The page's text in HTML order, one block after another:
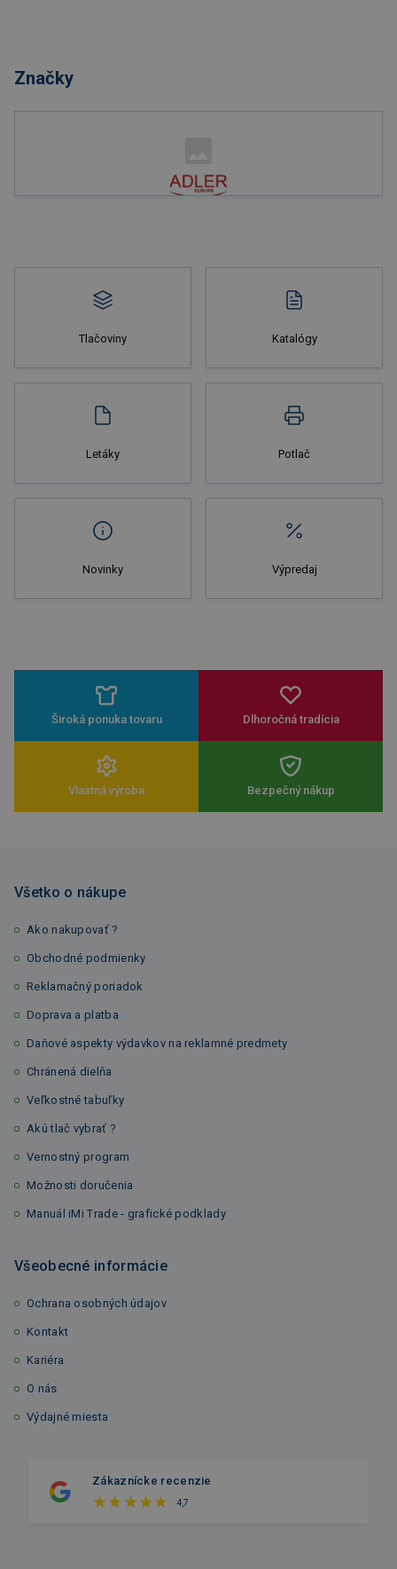
Značky
Tlačoviny Katalógy
Letáky Potlač
Novinky Výpredaj
Široká ponuka tovaru Dlhoročná tradícia
Vlastná výroba Bezpečný nákup
Všetko o nákupe
Ako nakupovať ?
Obchodné podmienky
Reklamačný poriadok
Doprava a platba
Daňové aspekty výdavkov na reklamné predmety
Chránená dielňa
Veľkostné tabuľky
Akú tlač vybrať ?
Vernostný program
Možnosti doručenia
Manuál iMi Trade - grafické podklady
Všeobecné informácie
Ochrana osobných údajov
Kontakt
Kariéra
O nás
Výdajné miesta
Zákaznícke recenzie
4,7